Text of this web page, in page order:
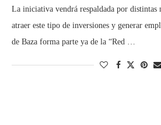
La iniciativa vendrá respaldada por distintas
atraer este tipo de inversiones y generar
de Baza forma parte ya de la “Red …